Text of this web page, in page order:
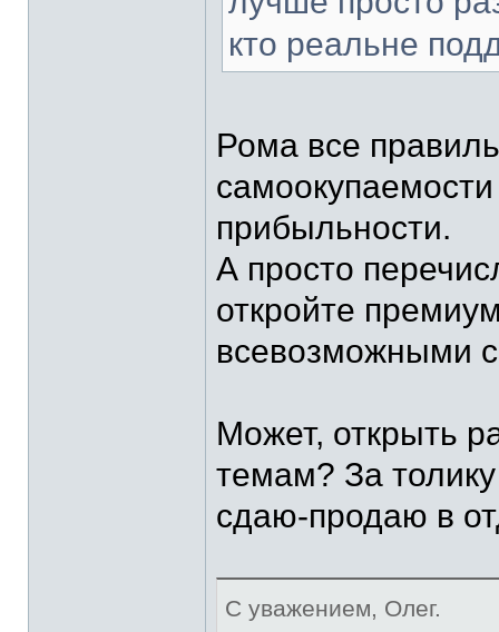
кто реальне
Рома все
прибыльности.
А просто
откройте
всевозможными
Может, открыть
темам? За
сдаю-продаю в
С уважением, Олег.